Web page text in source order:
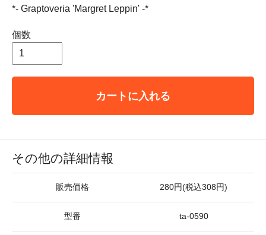
*- Graptoveria 'Margret Leppin' -*
個数
カートに入れる
その他の詳細情報
販売価格 280円(税込308円)
型番 ta-0590